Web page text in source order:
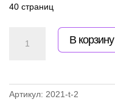
40 страниц
Количество
товара
родителей
В корзину
Артикул: 2021-t-2